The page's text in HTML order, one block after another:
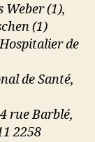
Weber (1),
(1)
de
de Santé,
rue Barblé,
2258